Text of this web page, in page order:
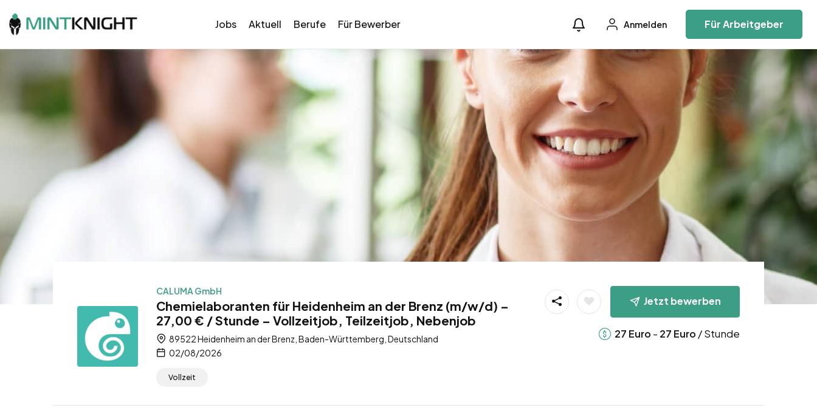
Jobs Aktuell Berufe Für Bewerber Anmelden Für Arbeitgeber
CALUMA GmbH
Chemielaboranten für Heidenheim an der Brenz (m/w/d) –
27,00 € / Stunde – Vollzeitjob, Teilzeitjob, Nebenjob
89522 Heidenheim an der Brenz, Baden-Württemberg, Deutschland
02/08/2026
Vollzeit
Jetzt bewerben
27 Euro - 27 Euro / Stunde